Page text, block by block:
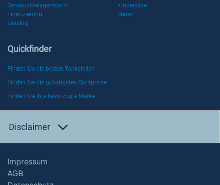
Gebrauchtwagenmarkt
Kindersitze
Finanzierung
Reifen
Leasing
Quickfinder
Finden Sie die besten Tankstellen
Finden Sie die günstigsten Spritpreise
Finden Sie Ihre bevorzugte Marke
Disclaimer
Impressum
AGB